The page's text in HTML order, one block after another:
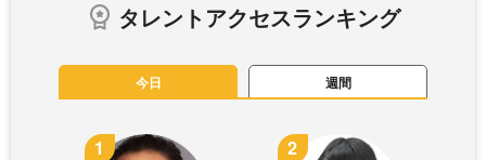
タレントアクセスランキング
今日 週間